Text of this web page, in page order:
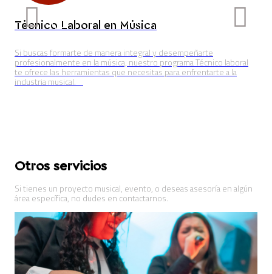
Técnico Laboral en Música
Si buscas formarte de manera integral y desempeñarte
profesionalmente en la música, nuestro programa Técnico laboral
te ofrece las herramientas que necesitas para enfrentarte a la
industria musical.
Otros servicios
Si tienes un proyecto musical, evento, o deseas asesoría en algún
área específica, no dudes en contactarnos.